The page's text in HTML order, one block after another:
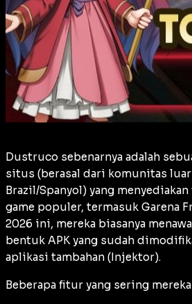
Dustruco sebenarnya adalah
situs (berasal dari komunitas
Brazil/Spanyol) yang
game populer, termasuk Garena
2026 ini, mereka biasanya
bentuk APK yang sudah
aplikasi tambahan (Injektor).
Beberapa fitur yang sering